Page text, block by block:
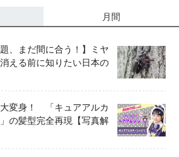
月間
題、まだ間に合う！】ミヤ
える前に知りたい日本の
変身！ 「キュアアルカ
の髪型完全再現【写真解